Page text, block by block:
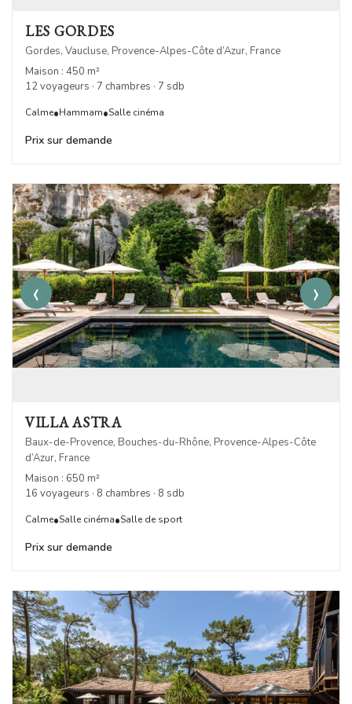
LES GORDES
Gordes, Vaucluse, Provence-Alpes-Côte d’Azur, France
Maison : 450 m²
12 voyageurs · 7 chambres · 7 sdb
Calme•Hammam•Salle cinéma
Prix sur demande
‹ ›
VILLA ASTRA
Baux-de-Provence, Bouches-du-Rhône, Provence-Alpes-Côte
d’Azur, France
Maison : 650 m²
16 voyageurs · 8 chambres · 8 sdb
Calme•Salle cinéma•Salle de sport
Prix sur demande